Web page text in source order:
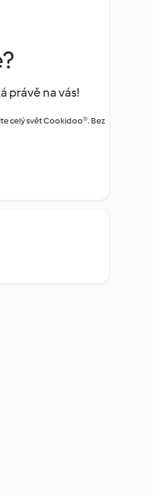
právě na vás!
celý svět Cookidoo®. Bez